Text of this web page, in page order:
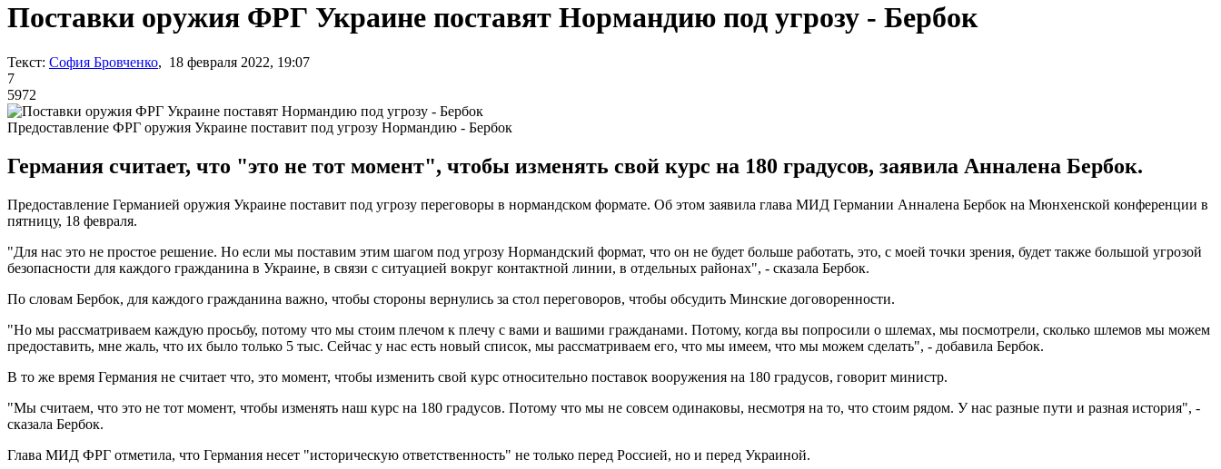
Поставки оружия ФРГ Украине поставят Нормандию под угрозу - Бербок
Текст: София Бровченко, 18 февраля 2022, 19:07
7
5972
Предоставление ФРГ оружия Украине поставит под угрозу Нормандию - Бербок
Германия считает, что "это не тот момент", чтобы изменять свой курс на 180 градусов, заявила Анналена Бербок.
Предоставление Германией оружия Украине поставит под угрозу переговоры в нормандском формате. Об этом заявила глава МИД Германии Анналена Бербок на Мюнхенской конференции в
пятницу, 18 февраля.
"Для нас это не простое решение. Но если мы поставим этим шагом под угрозу Нормандский формат, что он не будет больше работать, это, с моей точки зрения, будет также большой угрозой
безопасности для каждого гражданина в Украине, в связи с ситуацией вокруг контактной линии, в отдельных районах", - сказала Бербок.
По словам Бербок, для каждого гражданина важно, чтобы стороны вернулись за стол переговоров, чтобы обсудить Минские договоренности.
"Но мы рассматриваем каждую просьбу, потому что мы стоим плечом к плечу с вами и вашими гражданами. Потому, когда вы попросили о шлемах, мы посмотрели, сколько шлемов мы можем
предоставить, мне жаль, что их было только 5 тыс. Сейчас у нас есть новый список, мы рассматриваем его, что мы имеем, что мы можем сделать", - добавила Бербок.
В то же время Германия не считает что, это момент, чтобы изменить свой курс относительно поставок вооружения на 180 градусов, говорит министр.
"Мы считаем, что это не тот момент, чтобы изменять наш курс на 180 градусов. Потому что мы не совсем одинаковы, несмотря на то, что стоим рядом. У нас разные пути и разная история", -
сказала Бербок.
Глава МИД ФРГ отметила, что Германия несет "историческую ответственность" не только перед Россией, но и перед Украиной.